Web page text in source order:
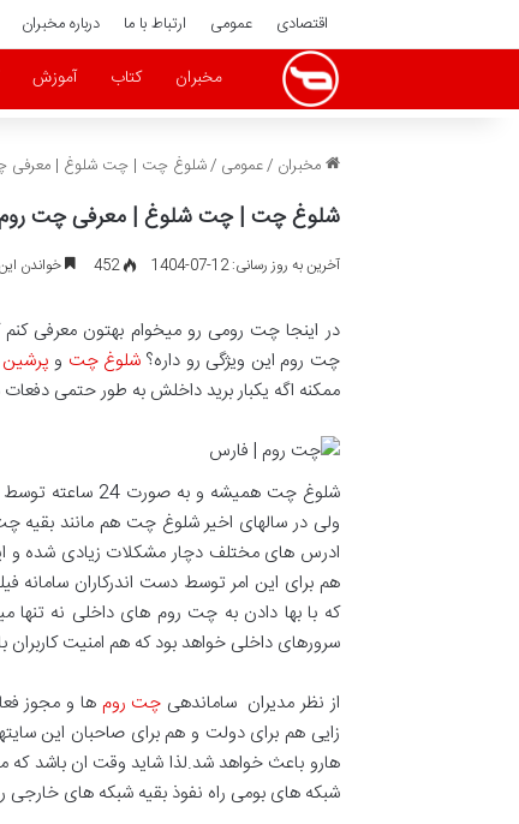
اقتصادی عمومی ارتباط با ما درباره مخبران
مخبران کتاب آموزش
مخبران /عمومی /شلوغ چت | چت شلوغ | معرفی
شلوغ چت | چت شلوغ | معرفی چت
آخرین به روز رسانی: 12-07-1404 452 خواندن این مطلب 1
در اینجا چت رومی رو میخوام بهتون معرفی
چت روم این ویژگی رو داره؟ شلوغ چت و
ممکنه اگه یکبار برید داخلش به طور حتمی
شلوغ چت همیشه
ولی در سالهای اخیر شلوغ چت هم مانند بقیه
ادرس های مختلف دچار مشکلات زیادی شده و
هم برای این امر توسط دست اندرکاران سامانه
که با بها دادن به چت روم های داخلی نه
سرورهای داخلی خواهد بود که هم امنیت
از نظر مدیران ساماندهی چت روم ها و مجوز
زایی هم برای دولت و هم برای صاحبان این
هارو باعث خواهد شد.لذا شاید وقت ان باشد که
شبکه های بومی راه نفوذ بقیه شبکه های خارجی